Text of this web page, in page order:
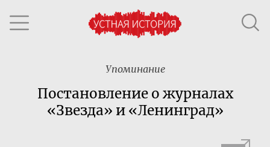
Упоминание
Постановление о журналах
«Звезда» и «Ленинград»